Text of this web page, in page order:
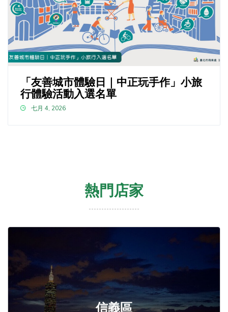
「友善城市體驗日｜中正玩手作」小旅
行體驗活動入選名單
七月 4, 2026
熱門店家
信義區